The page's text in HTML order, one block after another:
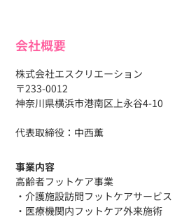
会社概要
株式会社エスクリエーション
〒233-0012
神奈川県横浜市港南区上永谷4-10
代表取締役：中西薫
事業内容
高齢者フットケア事業
・介護施設訪問フットケアサービス
・医療機関内フットケア外来施術